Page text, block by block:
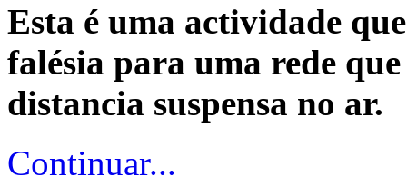
Esta é uma actividade
falésia para uma rede
distancia suspensa no ar.
Continuar...